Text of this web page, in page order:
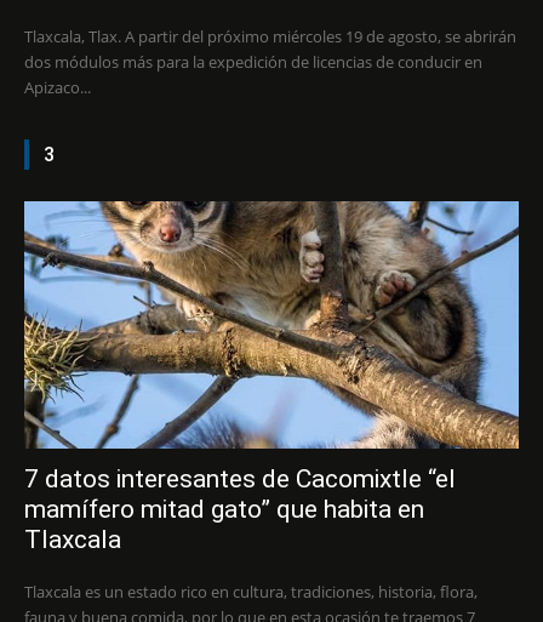
Tlaxcala, Tlax. A partir del próximo miércoles 19 de agosto, se abrirán
dos módulos más para la expedición de licencias de conducir en
Apizaco...
3
7 datos interesantes de Cacomixtle “el
mamífero mitad gato” que habita en
Tlaxcala
Tlaxcala es un estado rico en cultura, tradiciones, historia, flora,
fauna y buena comida, por lo que en esta ocasión te traemos 7